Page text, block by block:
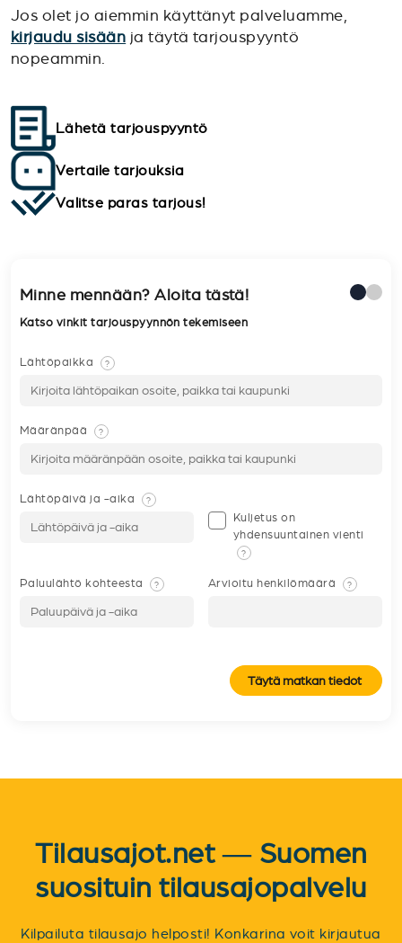
Jos olet jo aiemmin käyttänyt palveluamme,
kirjaudu sisään ja täytä tarjouspyyntö
nopeammin.
Lähetä tarjouspyyntö
Vertaile tarjouksia
Valitse paras tarjous!
Minne mennään? Aloita tästä!
Katso vinkit tarjouspyynnön tekemiseen
Lähtöpaikka ?
Määränpää ?
Lähtöpäivä ja -aika ?
Kuljetus on
yhdensuuntainen vienti
?
Paluulähtö kohteesta ? Arvioitu henkilömäärä ?
Täytä matkan tiedot
Tilausajot.net — Suomen
suosituin tilausajopalvelu
Kilpailuta tilausajo helposti! Konkarina voit kirjautua